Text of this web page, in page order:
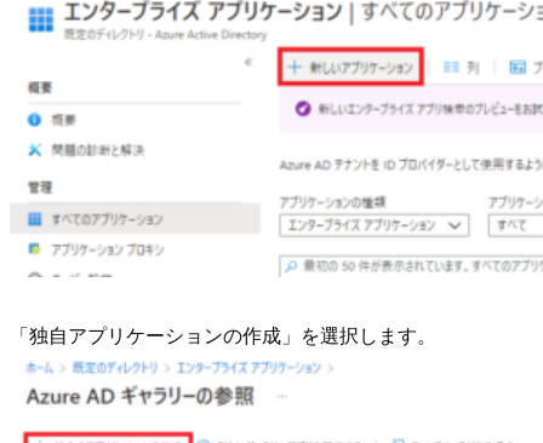
「独自アプリケーションの作成」を選択します。